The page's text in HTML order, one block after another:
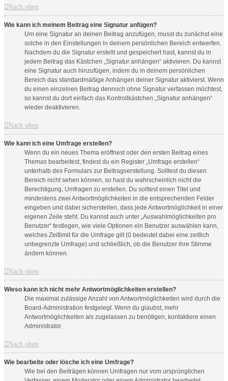
Nach oben
Wie kann ich meinem Beitrag eine Signatur anfügen?
Um eine Signatur an deinen Beitrag anzufügen, musst du zunächst eine
solche in den Einstellungen in deinem persönlichen Bereich entwerfen.
Nachdem du die Signatur erstellt und gespeichert hast, kannst du in
jedem Beitrag das Kästchen „Signatur anhängen“ aktivieren. Du kannst
eine Signatur auch hinzufügen, indem du in deinem persönlichen
Bereich das standardmäßige Anhängen deiner Signatur aktivierst. Wenn
du einen einzelnen Beitrag dennoch ohne Signatur verfassen möchtest,
so kannst du dort einfach das Kontrollkästchen „Signatur anhängen“
wieder deaktivieren.
Nach oben
Wie kann ich eine Umfrage erstellen?
Wenn du ein neues Thema eröffnest oder den ersten Beitrag eines
Themas bearbeitest, findest du ein Register „Umfrage erstellen“
unterhalb des Formulars zur Beitragserstellung. Solltest du diesen
Bereich nicht sehen können, so hast du wahrscheinlich nicht die
Berechtigung, Umfragen zu erstellen. Du solltest einen Titel und
mindestens zwei Antwortmöglichkeiten in die entsprechenden Felder
eingeben und dabei sicherstellen, dass jede Antwortmöglichkeit in einer
eigenen Zeile steht. Du kannst auch unter „Auswahlmöglichkeiten pro
Benutzer“ festlegen, wie viele Optionen ein Benutzer auswählen kann,
welches Zeitlimit für die Umfrage gilt (0 bedeutet dabei eine zeitlich
unbegrenzte Umfrage) und schließlich, ob die Benutzer ihre Stimme
ändern können.
Nach oben
Wieso kann ich nicht mehr Antwortmöglichkeiten erstellen?
Die maximal zulässige Anzahl von Antwortmöglichkeiten wird durch die
Board-Administration festgelegt. Wenn du glaubst, mehr
Antwortmöglichkeiten als zugelassen zu benötigen, kontaktiere einen
Administrator.
Nach oben
Wie bearbeite oder lösche ich eine Umfrage?
Wie bei den Beiträgen können Umfragen nur vom ursprünglichen